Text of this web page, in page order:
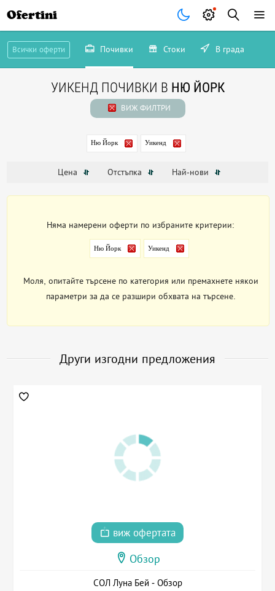
Ofertini
Всички оферти Почивки Стоки В града
УИКЕНД ПОЧИВКИ В НЮ ЙОРК
ВИЖ ФИЛТРИ
Ню Йорк Уикенд
Цена Отстъпка Най-нови
Няма намерени оферти по избраните критерии:
Ню Йорк Уикенд
Моля, опитайте търсене по категория или премахнете някои
параметри за да се разшири обхвата на търсене.
Други изгодни предложения
виж офертата
Обзор
СОЛ Луна Бей - Обзор